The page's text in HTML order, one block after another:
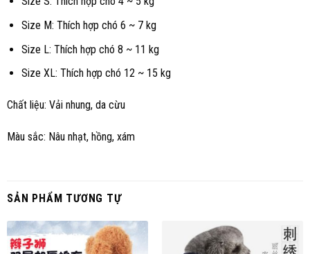
Size M: Thích hợp chó 6 ~ 7 kg
Size L: Thích hợp chó 8 ~ 11 kg
Size XL: Thích hợp chó 12 ~ 15 kg
Chất liệu: Vải nhung, da cừu
Màu sắc: Nâu nhạt, hồng, xám
SẢN PHẨM TƯƠNG TỰ